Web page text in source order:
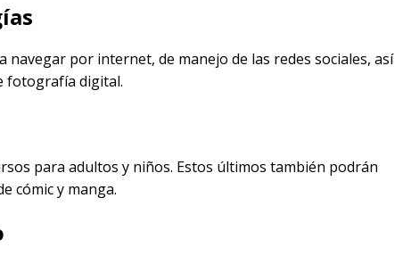
navegar por internet, de manejo de las redes sociales, así
fotografía digital.
para adultos y niños. Estos últimos también podrán
cómic y manga.